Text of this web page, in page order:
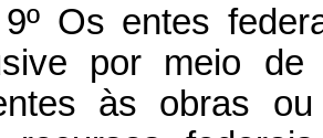
Os entes
por meio
às obras ou